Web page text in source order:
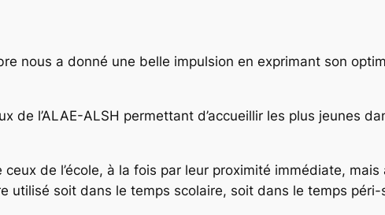
nous a donné une belle impulsion en exprimant son
de l’ALAE-ALSH permettant d’accueillir les plus jeunes
de l’école, à la fois par leur proximité immédiate,
utilisé soit dans le temps scolaire, soit dans le temps péri-